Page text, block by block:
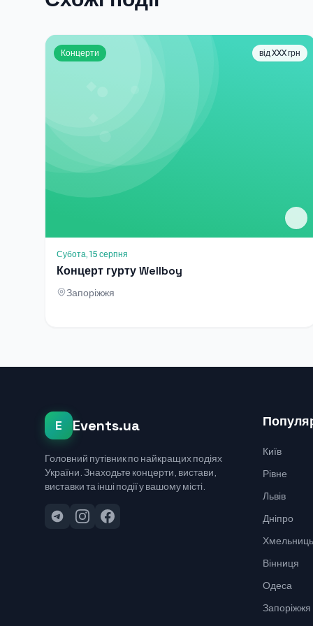
Концерти від XXX грн
Субота, 15 серпня
Концерт гурту Wellboy
Запоріжжя
E Events.ua
Головний путівник по найкращих подіях
України. Знаходьте концерти, вистави,
виставки та інші події у вашому місті.
Київ
Рівне
Львів
Дніпро
Вінниця
Одеса
Запоріжжя